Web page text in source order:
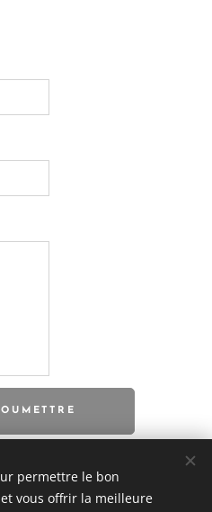
- Association Loi 1901
permettre le bon
vous offrir la meilleure